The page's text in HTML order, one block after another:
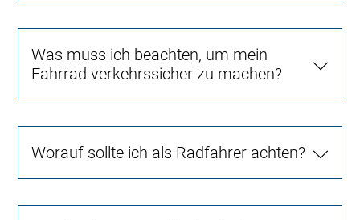
Was muss ich beachten, um mein
Fahrrad verkehrssicher zu machen?
Worauf sollte ich als Radfahrer achten?